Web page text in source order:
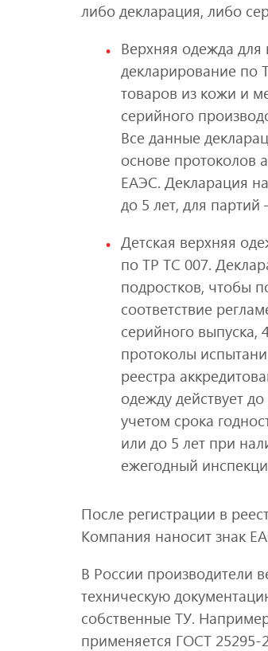
либо декларация, либо
Верхняя одежда для
декларирование по
товаров из кожи и
серийного
Все данные
основе протоколов
ЕАЭС. Декларация
до 5 лет, для
Детская верхняя
по ТР ТС 007.
подростков, чтобы
соответствие
серийного
протоколы
реестра
одежду действует
учетом срока
или до 5 лет при
ежегодный
После регистрации в
Компания наносит знак
В России производители
техническую
собственные ТУ.
применяется ГОСТ 25295-